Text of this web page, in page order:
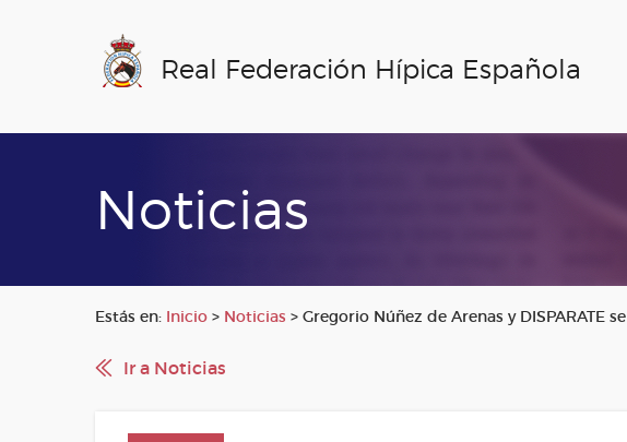
Real Federación Hípica Española
Noticias
Estás en: Inicio > Noticias > Gregorio Núñez de Arenas y DISPARATE
Ir a Noticias